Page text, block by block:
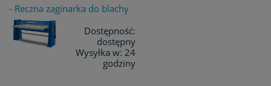
- Reczna zaginarka do blachy
Dostępność:
dostępny
Wysyłka w: 24
godziny